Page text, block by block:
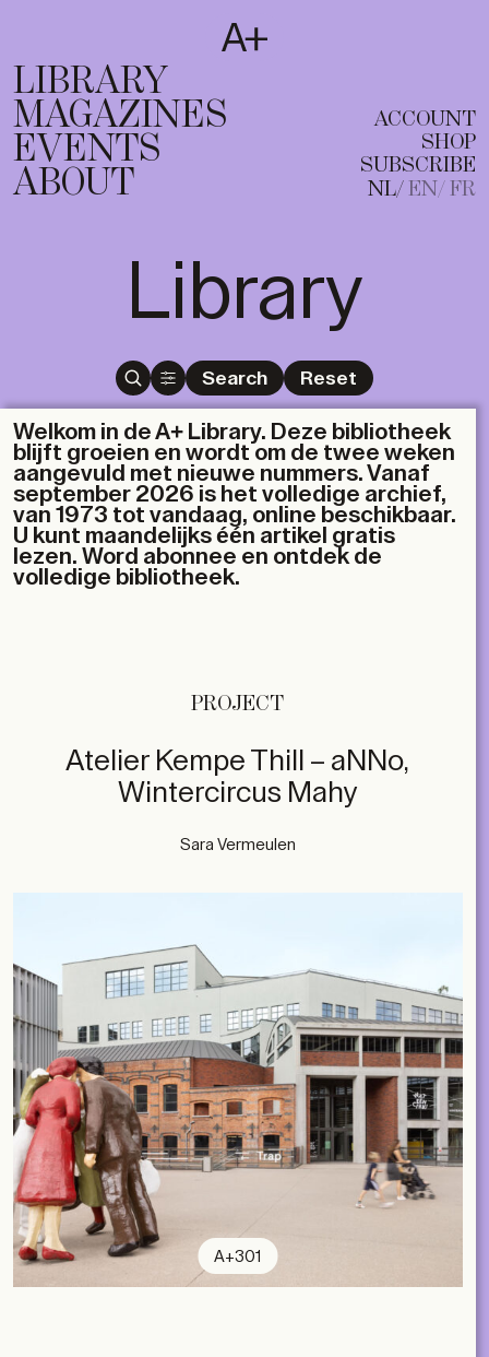
T
EN FR
LIBRARY
MAGAZINES
EVENTS
ABOUT
ACCOUNT
SHOP
SUBSCRIBE
NL EN FR
Library
Search Reset
Welkom in de A+ Library. Deze bibliotheek
blijft groeien en wordt om de twee weken
aangevuld met nieuwe nummers. Vanaf
september 2026 is het volledige archief,
van 1973 tot vandaag, online beschikbaar.
U kunt maandelijks één artikel gratis
lezen. Word abonnee en ontdek de
volledige bibliotheek.
PROJECT
Atelier Kempe Thill – aNNo,
Wintercircus Mahy
Sara Vermeulen
A+301